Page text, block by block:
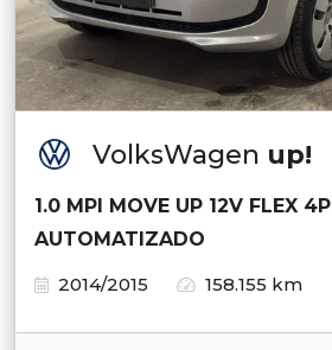
VolksWagen up!
1.0 MPI MOVE UP 12V FLEX 4P
AUTOMATIZADO
2014/2015
158.155 km